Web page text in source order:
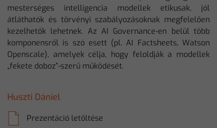
mesterséges intelligencia modellek etikusak, jól
átláthatók és törvényi szabályozásoknak megfelelően
kezelhetők lehetnek. Az AI Governance-en belül több
komponensről is szó esett (pl. AI Factsheets, Watson
Openscale), amelyek célja, hogy feloldják a modellek
„fekete doboz”-szerű működését.
Huszti Dániel
Prezentáció letöltése